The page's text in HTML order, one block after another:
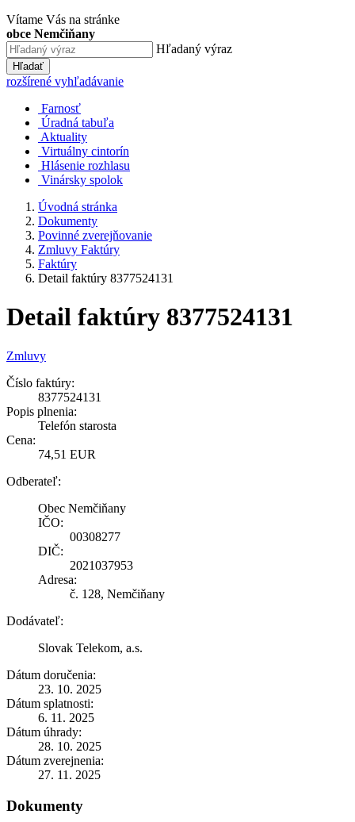
Vítame Vás na stránke
obce Nemčiňany
Hľadaný výraz
Hľadať
rozšírené vyhľadávanie
Farnosť
Úradná tabuľa
Aktuality
Virtuálny cintorín
Hlásenie rozhlasu
Vinársky spolok
Úvodná stránka
Dokumenty
Povinné zverejňovanie
Zmluvy Faktúry
Faktúry
Detail faktúry 8377524131
Detail faktúry 8377524131
Zmluvy
Číslo faktúry:
8377524131
Popis plnenia:
Telefón starosta
Cena:
74,51 EUR
Odberateľ:
Obec Nemčiňany
IČO:
00308277
DIČ:
2021037953
Adresa:
č. 128, Nemčiňany
Dodávateľ:
Slovak Telekom, a.s.
Dátum doručenia:
23. 10. 2025
Dátum splatnosti:
6. 11. 2025
Dátum úhrady:
28. 10. 2025
Dátum zverejnenia:
27. 11. 2025
Dokumenty